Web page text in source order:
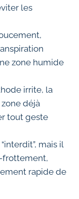
les
zone humide
irrite, la
déjà
tout geste
“interdit”, mais il
frottement,
rapide de